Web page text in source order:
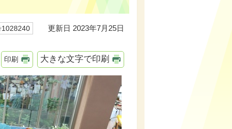
1028240 更新日 2023年7月25日
印刷 大きな文字で印刷